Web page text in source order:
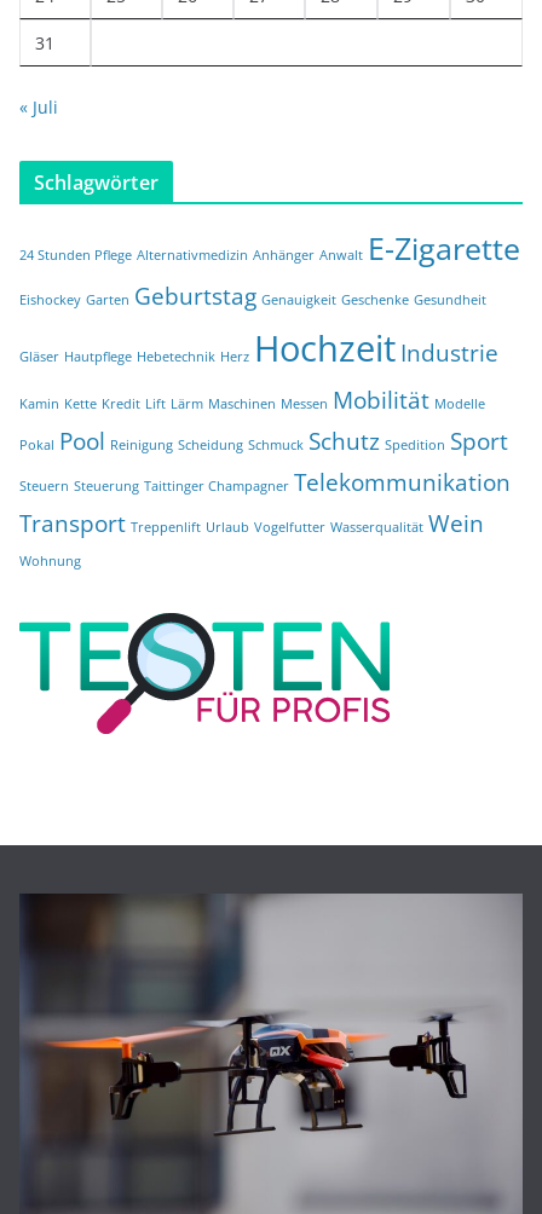
31
« Juli
Schlagwörter
24 Stunden Pflege Alternativmedizin Anhänger Anwalt E-Zigarette
Eishockey Garten Geburtstag Genauigkeit Geschenke Gesundheit
Gläser Hautpflege Hebetechnik Herz HochzeitIndustrie
Kamin Kette Kredit Lift Lärm Maschinen Messen Mobilität Modelle
Pokal Pool Reinigung Scheidung Schmuck Schutz Spedition Sport
Steuern Steuerung Taittinger Champagner Telekommunikation
Transport Treppenlift Urlaub Vogelfutter Wasserqualität Wein
Wohnung